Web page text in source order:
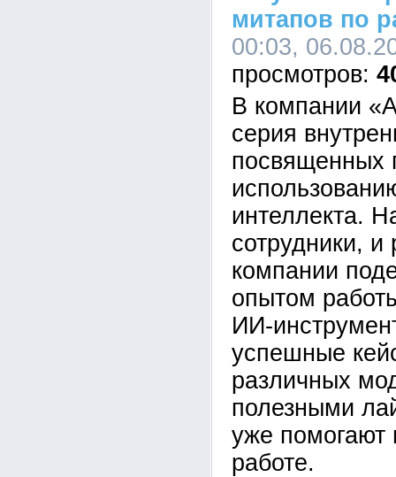
митапов по
00:03,
В компании
серия
посвященных
интеллекта.
сотрудники, и
компании
опытом
ИИ-
успешные
различных
полезными
уже помогают
работе.